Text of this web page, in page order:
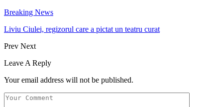
Breaking News
Liviu Ciulei, regizorul care a pictat un teatru curat
Prev Next
Leave A Reply
Your email address will not be published.